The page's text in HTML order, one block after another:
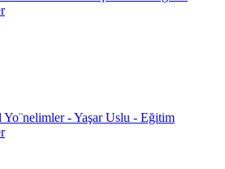
Yo¨nelimler - Yaşar Uslu - Eğitim